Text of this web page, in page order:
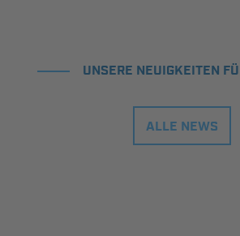
UNSERE NEUIGKEITEN
ALLE NEWS